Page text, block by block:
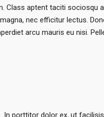
Class aptent taciti sociosqu
nec efficitur lectus.
arcu mauris eu nisi.
In porttitor dolor ex, ut